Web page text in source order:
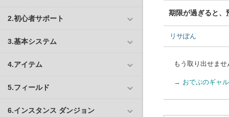
2.初心者サポート
3.基本システム
4.アイテム
5.フィールド
6.インスタンス ダンジョン
期限が過ぎると、
リサぽん
もう取り出せませ
→ おでぶのギャ